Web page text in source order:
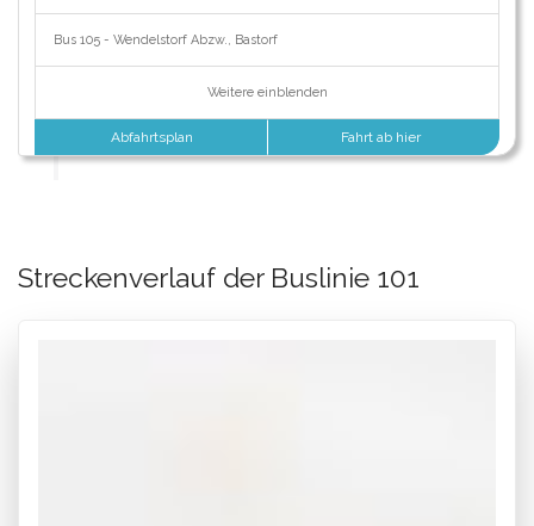
Bus 105 - Wendelstorf Abzw., Bastorf
Weitere einblenden
Abfahrtsplan Fahrt ab hier
Streckenverlauf der Buslinie 101